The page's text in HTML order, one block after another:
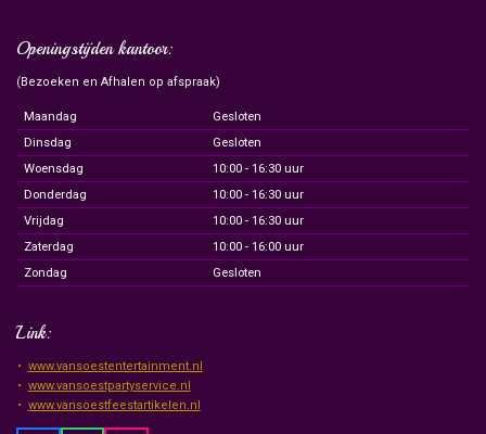
Openingstijden kantoor:
(Bezoeken en Afhalen op afspraak)
Maandag
Gesloten
Dinsdag
Gesloten
Woensdag
10:00 - 16:30 uur
Donderdag
10:00 - 16:30 uur
Vrijdag
10:00 - 16:30 uur
Zaterdag
10:00 - 16:00 uur
Zondag
Gesloten
Link:
www.vansoestentertainment.nl
www.vansoestpartyservice.nl
www.vansoestfeestartikelen.nl